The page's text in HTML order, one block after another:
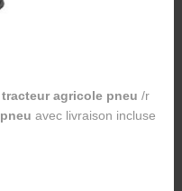
tracteur agricole pneu /r
pneu avec livraison incluse